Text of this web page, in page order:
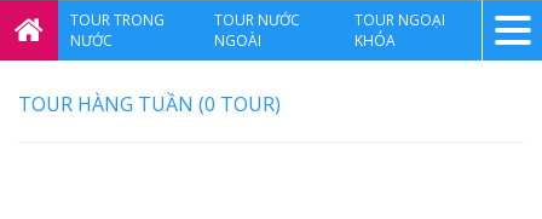
TOUR TRONG
NƯỚC
TOUR NƯỚC
NGOÀI
TOUR NGOẠI
KHÓA
TOUR HÀNG TUẦN (0 TOUR)